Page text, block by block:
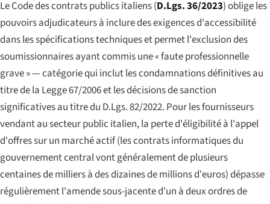
Le Code des contrats publics italiens (D.Lgs. 36/2023) oblige les
pouvoirs adjudicateurs à inclure des exigences d'accessibilité
dans les spécifications techniques et permet l'exclusion des
soumissionnaires ayant commis une « faute professionnelle
grave » — catégorie qui inclut les condamnations définitives au
titre de la Legge 67/2006 et les décisions de sanction
significatives au titre du D.Lgs. 82/2022. Pour les fournisseurs
vendant au secteur public italien, la perte d'éligibilité à l'appel
d'offres sur un marché actif (les contrats informatiques du
gouvernement central vont généralement de plusieurs
centaines de milliers à des dizaines de millions d'euros) dépasse
régulièrement l'amende sous-jacente d'un à deux ordres de